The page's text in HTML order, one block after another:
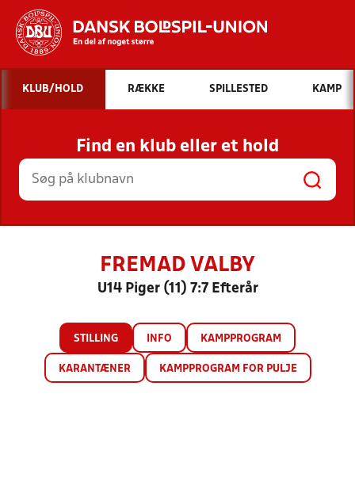
Hvad vil du søge efter?
INDHOLD OG NYHEDER
STILLINGER, RESULTATER, KLUBBER OG
HOLD
KLUB/HOLD RÆKKE SPILLESTED KAMP
Find en klub eller et hold
FREMAD VALBY
U14 Piger (11) 7:7 Efterår
STILLING INFO KAMPPROGRAM
KARANTÆNER KAMPPROGRAM FOR PULJE